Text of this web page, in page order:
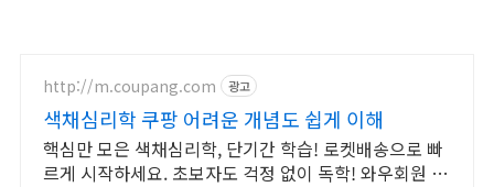
http://m.coupang.com 광고
색채심리학 쿠팡 어려운 개념도 쉽게 이해
핵심만 모은 색채심리학, 단기간 학습! 로켓배송으로 빠
르게 시작하세요. 초보자도 걱정 없이 독학! 와우회원 무